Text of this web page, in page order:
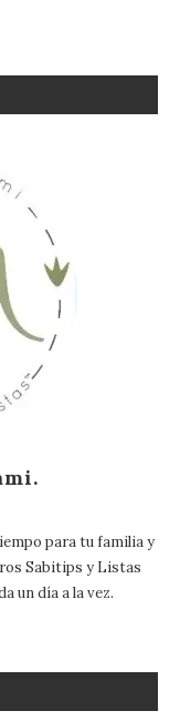
para tu familia y
Sabitips y Listas
un día a la vez.